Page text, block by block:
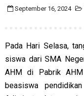
September 16, 2024
Pada Hari Selasa,
siswa dari SMA
AHM di Pabrik AHM
beasiswa